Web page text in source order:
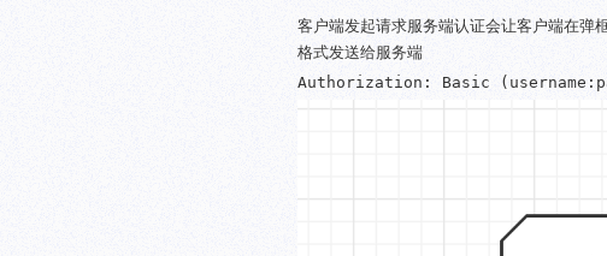
客户端发起请求服务端认证会让客户端在弹
格式发送给服务端